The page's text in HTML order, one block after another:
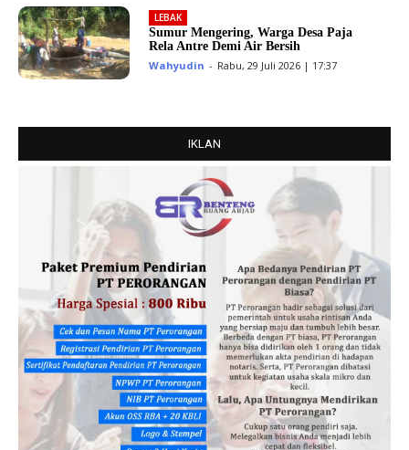
LEBAK
Sumur Mengering, Warga Desa Paja
Rela Antre Demi Air Bersih
Wahyudin - Rabu, 29 Juli 2026 | 17:37
IKLAN